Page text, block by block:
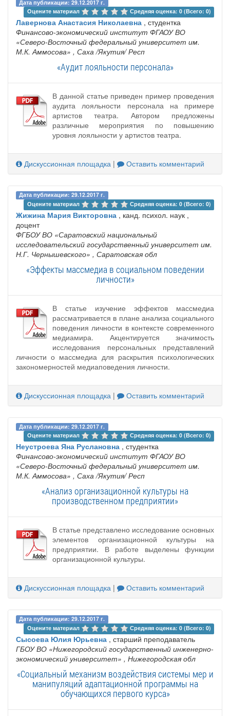
Дата публикации: 29.12.2017 г.
Оцените материал
Средняя оценка: 0 (Всего: 0)
Лавернова Анастасия Николаевна , студентка
Финансово-экономический институт ФГАОУ ВО
«Северо-Восточный федеральный университет им.
М.К. Аммосова» , Саха /Якутия/ Респ
«Аудит лояльности персонала»
В данной статье приведен пример проведения
аудита лояльности персонала на примере
артистов театра. Автором предложены
различные мероприятия по повышению
уровня лояльности у артистов театра.
Дискуссионная площадка | Оставить комментарий
Дата публикации: 29.12.2017 г.
Оцените материал
Средняя оценка: 0 (Всего: 0)
Жижина Мария Викторовна , канд. психол. наук ,
доцент
ФГБОУ ВО «Саратовский национальный
исследовательский государственный университет им.
Н.Г. Чернышевского» , Саратовская обл
«Эффекты массмедиа в социальном поведении
личности»
В статье изучение эффектов массмедиа
рассматривается в плане анализа социального
поведения личности в контексте современного
медиамира. Акцентируется значимость
исследования персональных представлений
личности о массмедиа для раскрытия психологических
закономерностей медиаповедения личности.
Дискуссионная площадка | Оставить комментарий
Дата публикации: 29.12.2017 г.
Оцените материал
Средняя оценка: 0 (Всего: 0)
Неустроева Яна Руслановна , студентка
Финансово-экономический институт ФГАОУ ВО
«Северо-Восточный федеральный университет им.
М.К. Аммосова» , Саха /Якутия/ Респ
«Анализ организационной культуры на
производственном предприятии»
В статье представлено исследование основных
элементов организационной культуры на
предприятии. В работе выделены функции
организационной культуры.
Дискуссионная площадка | Оставить комментарий
Дата публикации: 29.12.2017 г.
Оцените материал
Средняя оценка: 0 (Всего: 0)
Сысоева Юлия Юрьевна , старший преподаватель
ГБОУ ВО «Нижегородский государственный инженерно-
экономический университет» , Нижегородская обл
«Социальный механизм воздействия системы мер и
манипуляций адаптационной программы на
обучающихся первого курса»